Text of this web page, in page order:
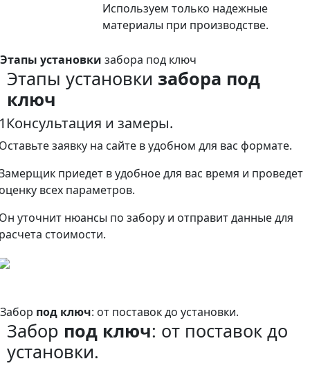
Используем только надежные
материалы при производстве.
Этапы установки забора под ключ
Этапы установки забора под
ключ
Консультация и замеры.
заявку на сайте в удобном для вас формате.
приедет в удобное для вас время и проведет
всех параметров.
уточнит нюансы по забору и отправит данные для
стоимости.
Забор под ключ: от поставок до установки.
Забор под ключ: от поставок до
установки.